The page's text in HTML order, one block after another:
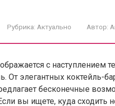
Рубрика: Актуально Автор:
с наступлением
От элегантных коктейль-
бесконечные
вы ищете, куда сходить